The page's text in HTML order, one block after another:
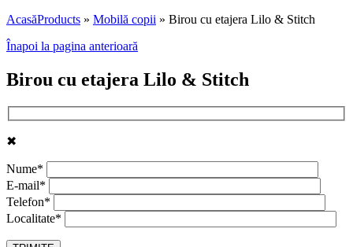
AcasăProducts » Mobilă copii » Birou cu etajera Lilo & Stitch
Înapoi la pagina anterioară
Birou cu etajera Lilo & Stitch
✖
Nume*
E-mail*
Telefon*
Localitate*